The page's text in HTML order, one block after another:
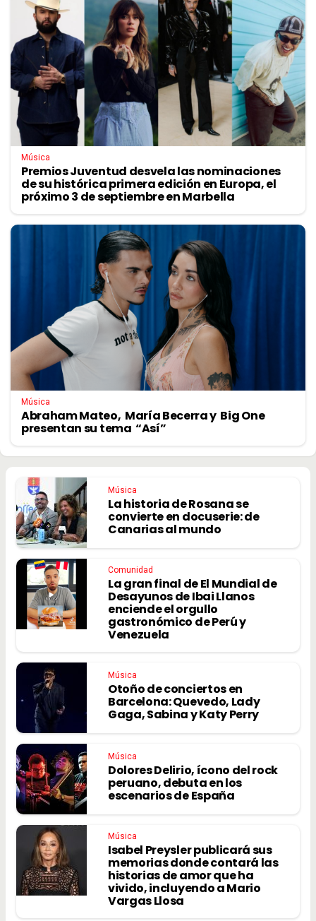
Música
Premios Juventud desvela las nominaciones
de su histórica primera edición en Europa, el
próximo 3 de septiembre en Marbella
Música
Abraham Mateo, María Becerra y Big One
presentan su tema “Así”
Música
La historia de Rosana se
convierte en docuserie: de
Canarias al mundo
Comunidad
La gran final de El Mundial de
Desayunos de Ibai Llanos
enciende el orgullo
gastronómico de Perú y
Venezuela
Música
Otoño de conciertos en
Barcelona: Quevedo, Lady
Gaga, Sabina y Katy Perry
Música
Dolores Delirio, ícono del rock
peruano, debuta en los
escenarios de España
Música
Isabel Preysler publicará sus
memorias donde contará las
historias de amor que ha
vivido, incluyendo a Mario
Vargas Llosa